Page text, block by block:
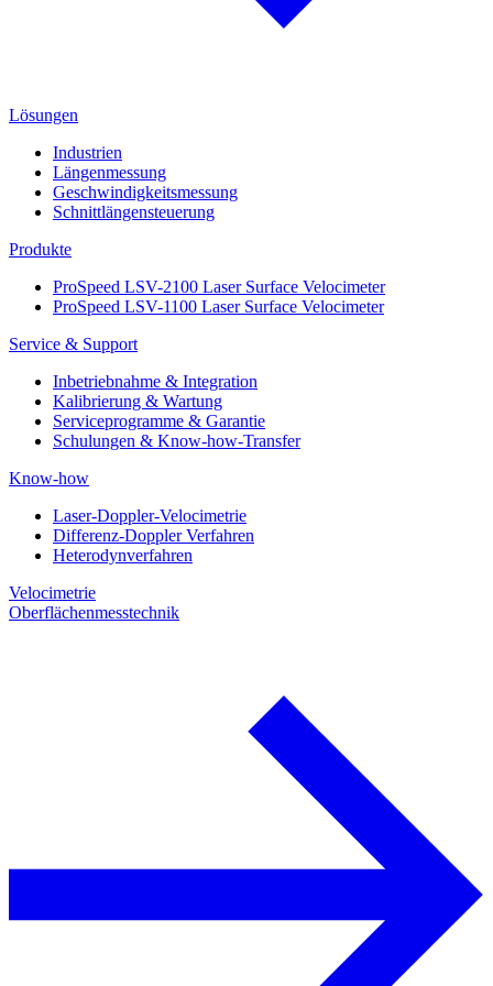
Lösungen
Industrien
Längenmessung
Geschwindigkeitsmessung
Schnittlängensteuerung
Produkte
ProSpeed LSV-2100 Laser Surface Velocimeter
ProSpeed LSV-1100 Laser Surface Velocimeter
Service & Support
Inbetriebnahme & Integration
Kalibrierung & Wartung
Serviceprogramme & Garantie
Schulungen & Know-how-Transfer
Know-how
Laser-Doppler-Velocimetrie
Differenz-Doppler Verfahren
Heterodynverfahren
Velocimetrie
Oberflächenmesstechnik